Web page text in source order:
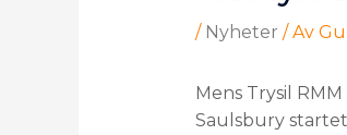
/ Nyheter / Av
Mens Trysil
Saulsbury